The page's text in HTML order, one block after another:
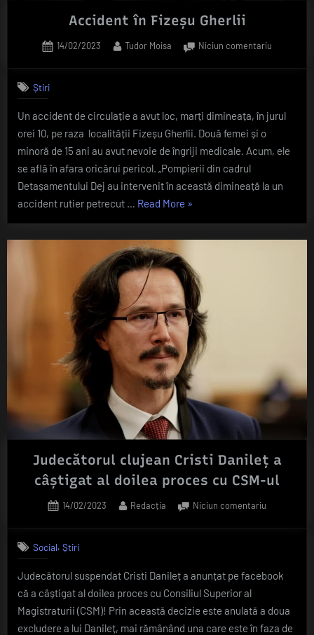
Accident în Fizeșu Gherlii
Posted
14/02/2023 By
Tudor Moisa Niciun comentariula
Știri
Un accident de circulație a avut loc, marți dimineața, în jurul
orei 10, pe raza localității Fizeșu Gherlii. Două femei și o
minoră de 15 ani au avut nevoie de îngriji medicale. Acum, ele
se află în afara oricărui pericol. „Pompierii din cadrul
Detașamentului Dej au intervenit în această dimineață la un
accident rutier petrecut … Read More „Accident
Fizeșu
»
Judecătorul clujean Cristi Danileț a
câștigat al doilea proces cu CSM-ul
Posted
14/02/2023 By
Redacția Niciun comentariula
a
al
doilea
Social, Știri
Judecătorul suspendat Cristi Danileț a anunțat pe facebook
că a câștigat al doilea proces cu Consiliul Superior al
Magistraturii (CSM)! Prin această decizie este anulată a doua
excludere a lui Danileț, mai rămânând una care este în faza de